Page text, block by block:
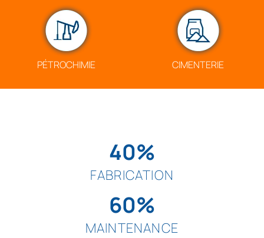
PÉTROCHIMIE CIMENTERIE
40%
FABRICATION
60%
MAINTENANCE